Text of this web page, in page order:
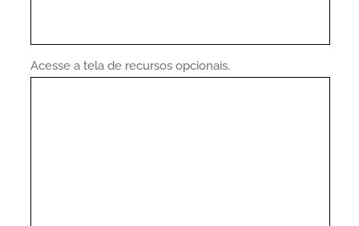
Acesse a tela de recursos opcionais.